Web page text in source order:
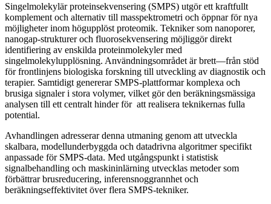
Singelmolekylär proteinsekvensering (SMPS) utgör ett kraftfullt
komplement och alternativ till masspektrometri och öppnar för nya
möjligheter inom högupplöst proteomik. Tekniker som nanoporer,
nanogap-strukturer och fluorosekvensering möjliggör direkt
identifiering av enskilda proteinmolekyler med
singelmolekylupplösning. Användningsområdet är brett—från stöd
för frontlinjens biologiska forskning till utveckling av diagnostik och
terapier. Samtidigt genererar SMPS-plattformar komplexa och
brusiga signaler i stora volymer, vilket gör den beräkningsmässiga
analysen till ett centralt hinder för att realisera teknikernas fulla
potential.
Avhandlingen adresserar denna utmaning genom att utveckla
skalbara, modellunderbyggda och datadrivna algoritmer specifikt
anpassade för SMPS-data. Med utgångspunkt i statistisk
signalbehandling och maskininlärning utvecklas metoder som
förbättrar brusreducering, inferensnoggrannhet och
beräkningseffektivitet över flera SMPS-tekniker.